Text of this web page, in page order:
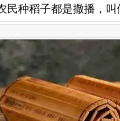
民种稻子都是撒播，